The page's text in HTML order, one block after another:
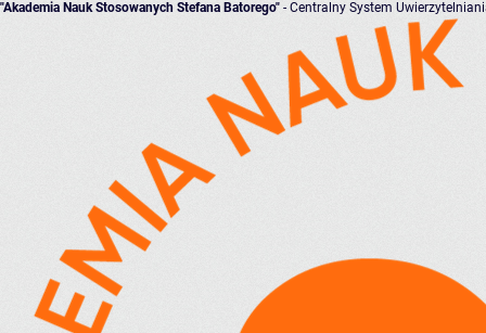
"Akademia Nauk Stosowanych Stefana Batorego" - Centralny System